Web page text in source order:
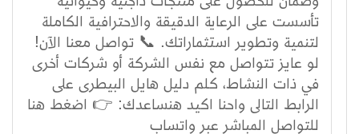
تأسست على الرعاية الدقيقة والاحترافية الكاملة
لتنمية وتطوير استثماراتك. 📞 تواصل معنا الآن!
لو عايز تتواصل مع نفس الشركة أو شركات أخرى
في ذات النشاط، كلم دليل هايل البيطرى على
الرابط التالى واحنا اكيد هنساعدك: 👉 اضغط هنا
للتواصل المباشر عبر واتساب